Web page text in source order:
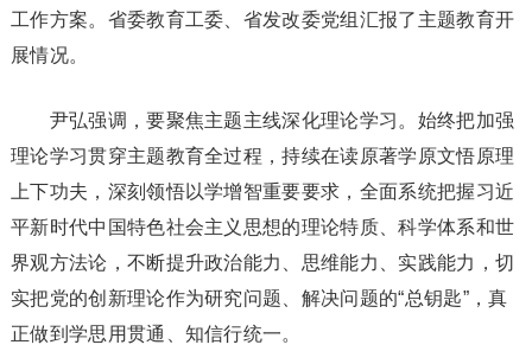
工作方案。省委教育工委、省发改委党组汇报了主题教育开
展情况。
尹弘强调，要聚焦主题主线深化理论学习。始终把加强
理论学习贯穿主题教育全过程，持续在读原著学原文悟原理
上下功夫，深刻领悟以学增智重要要求，全面系统把握习近
平新时代中国特色社会主义思想的理论特质、科学体系和世
界观方法论，不断提升政治能力、思维能力、实践能力，切
实把党的创新理论作为研究问题、解决问题的“总钥匙”，真
正做到学思用贯通、知信行统一。